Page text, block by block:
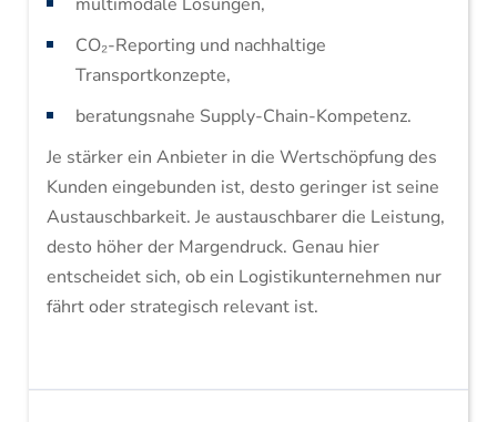
CO₂-Reporting und nachhaltige
Transportkonzepte,
beratungsnahe Supply-Chain-Kompetenz.
Je stärker ein Anbieter in die Wertschöpfung des
Kunden eingebunden ist, desto geringer ist seine
Austauschbarkeit. Je austauschbarer die Leistung,
desto höher der Margendruck. Genau hier
entscheidet sich, ob ein Logistikunternehmen nur
fährt oder strategisch relevant ist.